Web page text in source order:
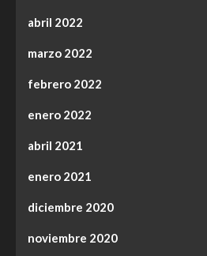
abril 2022
marzo 2022
febrero 2022
enero 2022
abril 2021
enero 2021
diciembre 2020
noviembre 2020